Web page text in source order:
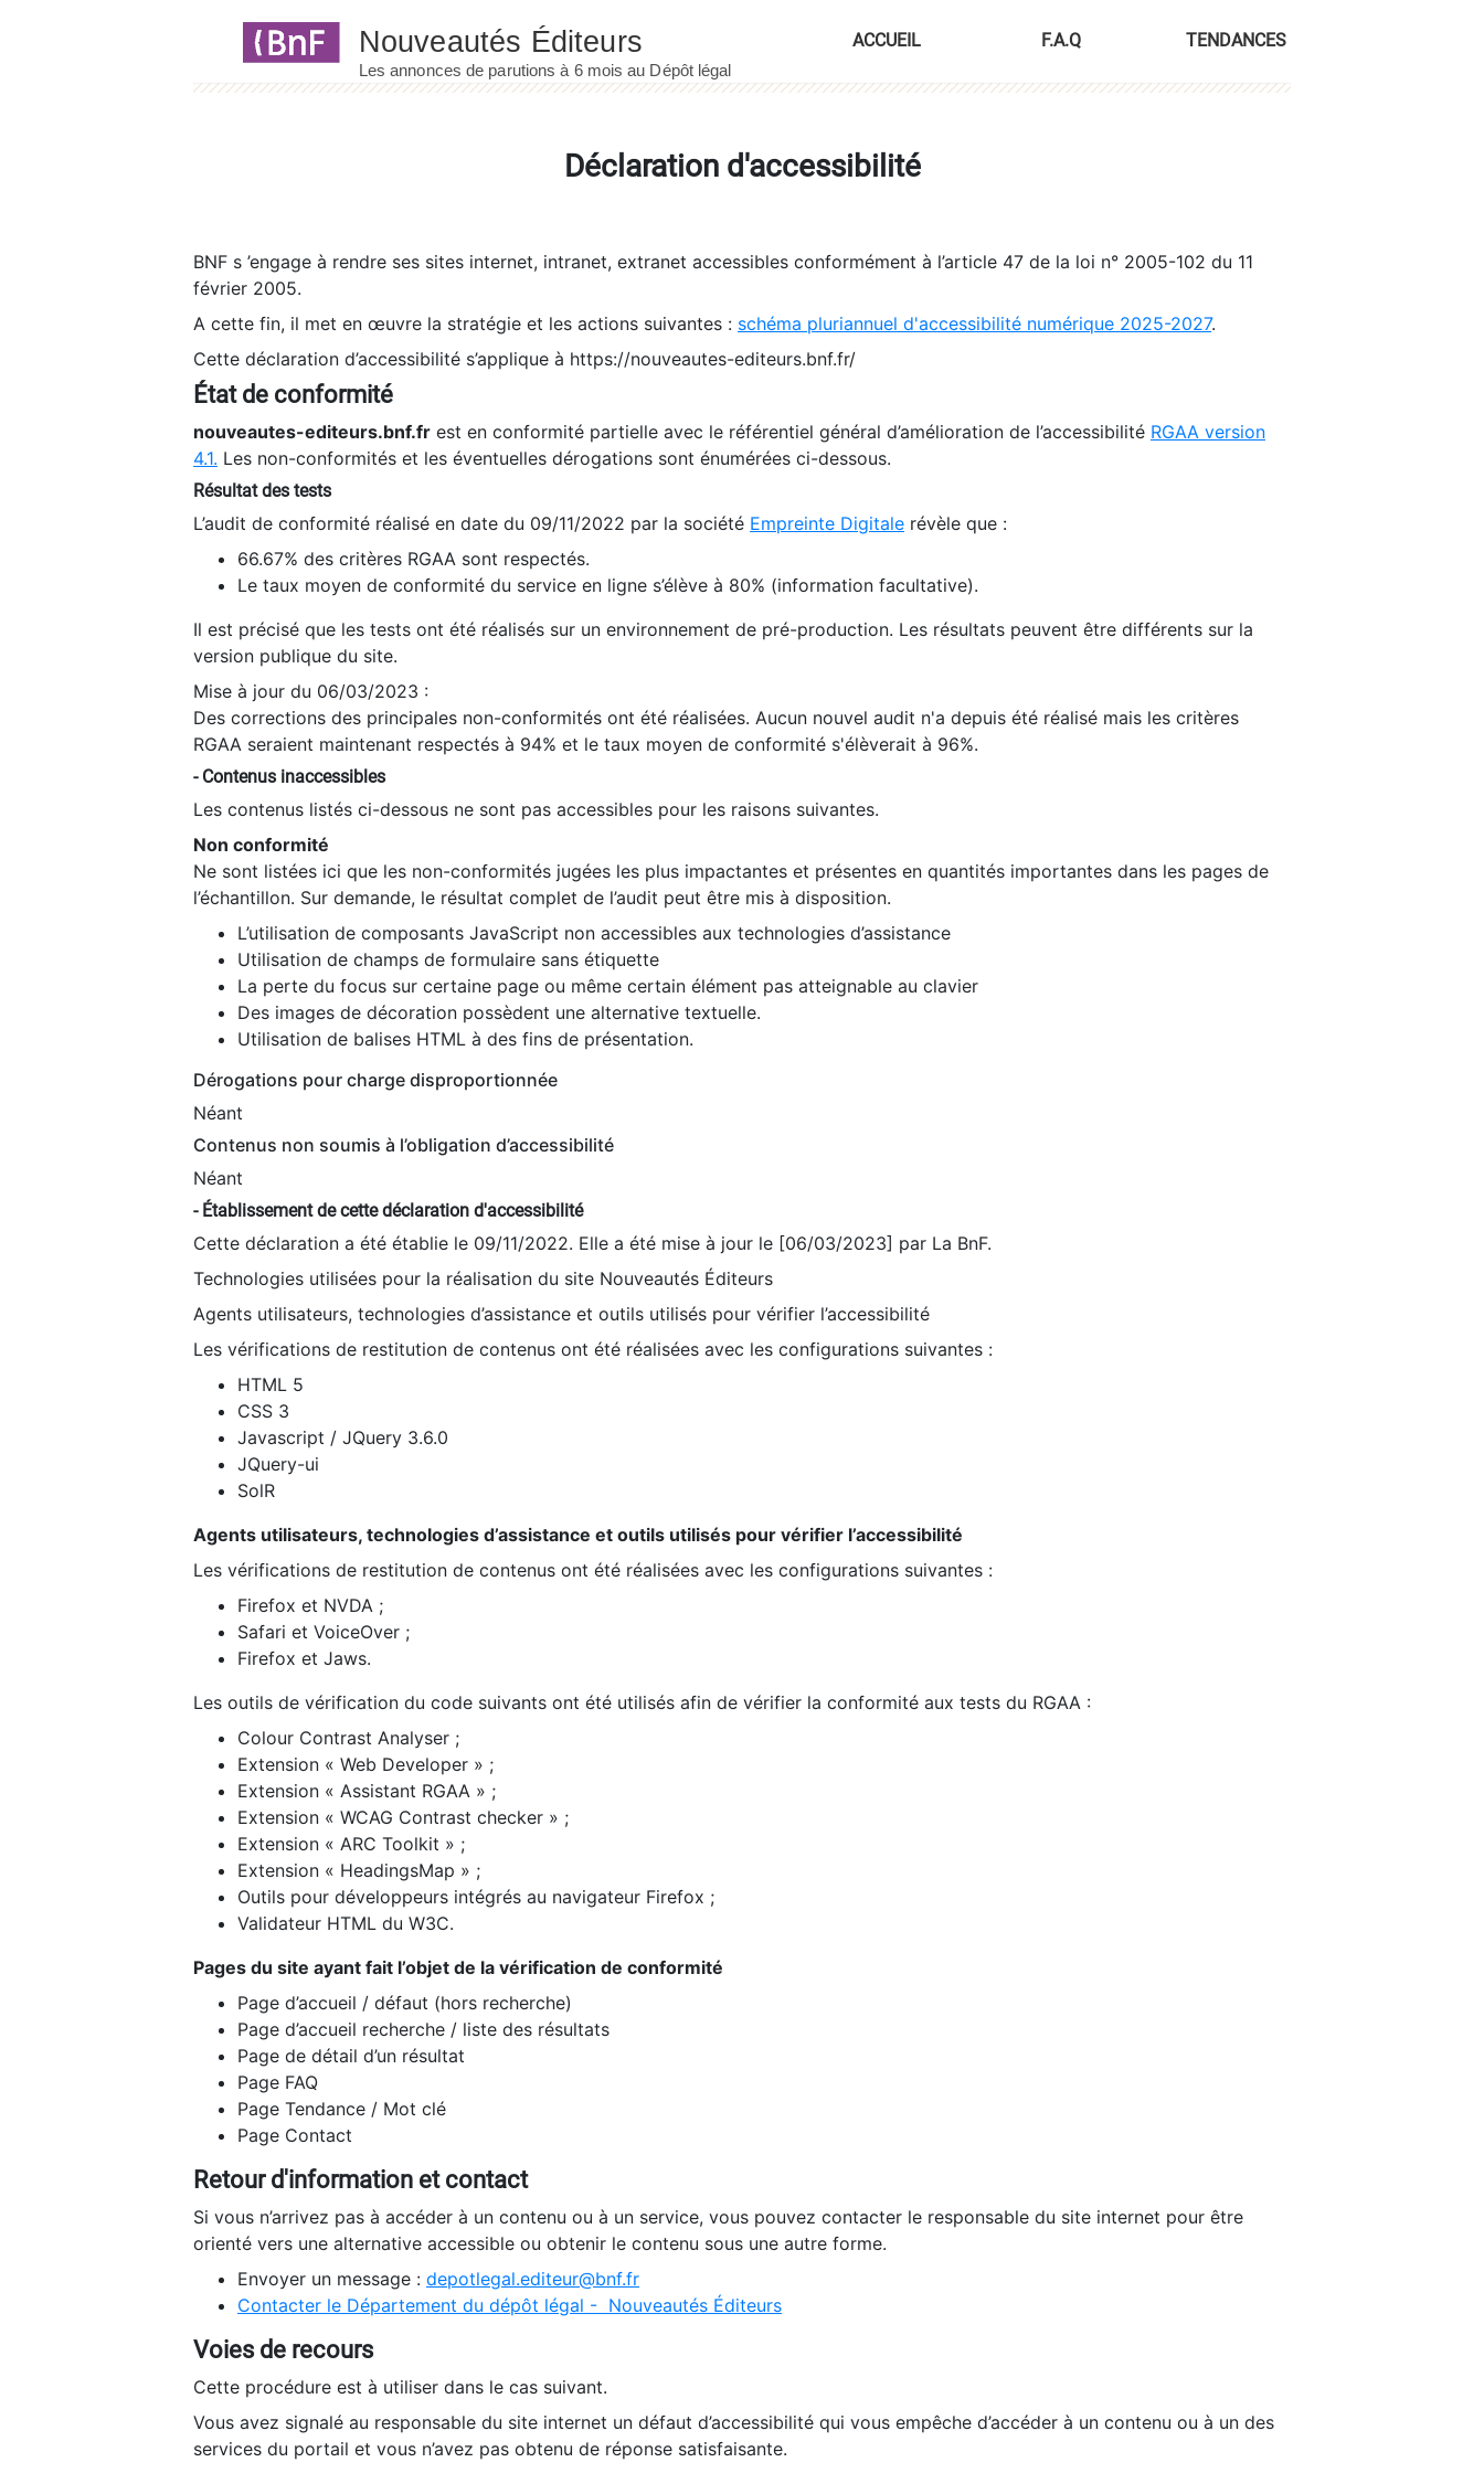
ACCUEIL F.A.Q TENDANCES
Déclaration d'accessibilité
BNF s ’engage à rendre ses sites internet, intranet, extranet accessibles conformément à l’article 47 de la loi n° 2005-102 du 11
février 2005.
A cette fin, il met en œuvre la stratégie et les actions suivantes : schéma pluriannuel d'accessibilité numérique 2025-2027.
Cette déclaration d’accessibilité s’applique à https://nouveautes-editeurs.bnf.fr/
État de conformité
nouveautes-editeurs.bnf.fr est en conformité partielle avec le référentiel général d’amélioration de l’accessibilité RGAA version
4.1. Les non-conformités et les éventuelles dérogations sont énumérées ci-dessous.
Résultat des tests
L’audit de conformité réalisé en date du 09/11/2022 par la société Empreinte Digitale révèle que :
66.67% des critères RGAA sont respectés.
Le taux moyen de conformité du service en ligne s’élève à 80% (information facultative).
Il est précisé que les tests ont été réalisés sur un environnement de pré-production. Les résultats peuvent être différents sur la
version publique du site.
Mise à jour du 06/03/2023 :
Des corrections des principales non-conformités ont été réalisées. Aucun nouvel audit n'a depuis été réalisé mais les critères
RGAA seraient maintenant respectés à 94% et le taux moyen de conformité s'élèverait à 96%.
- Contenus inaccessibles
Les contenus listés ci-dessous ne sont pas accessibles pour les raisons suivantes.
Non conformité
Ne sont listées ici que les non-conformités jugées les plus impactantes et présentes en quantités importantes dans les pages de
l’échantillon. Sur demande, le résultat complet de l’audit peut être mis à disposition.
L’utilisation de composants JavaScript non accessibles aux technologies d’assistance
Utilisation de champs de formulaire sans étiquette
La perte du focus sur certaine page ou même certain élément pas atteignable au clavier
Des images de décoration possèdent une alternative textuelle.
Utilisation de balises HTML à des fins de présentation.
Dérogations pour charge disproportionnée
Néant
Contenus non soumis à l’obligation d’accessibilité
Néant
- Établissement de cette déclaration d'accessibilité
Cette déclaration a été établie le 09/11/2022. Elle a été mise à jour le [06/03/2023] par La BnF.
Technologies utilisées pour la réalisation du site Nouveautés Éditeurs
Agents utilisateurs, technologies d’assistance et outils utilisés pour vérifier l’accessibilité
Les vérifications de restitution de contenus ont été réalisées avec les configurations suivantes :
HTML 5
CSS 3
Javascript / JQuery 3.6.0
JQuery-ui
SolR
Agents utilisateurs, technologies d’assistance et outils utilisés pour vérifier l’accessibilité
Les vérifications de restitution de contenus ont été réalisées avec les configurations suivantes :
Firefox et NVDA ;
Safari et VoiceOver ;
Firefox et Jaws.
Les outils de vérification du code suivants ont été utilisés afin de vérifier la conformité aux tests du RGAA :
Colour Contrast Analyser ;
Extension « Web Developer » ;
Extension « Assistant RGAA » ;
Extension « WCAG Contrast checker » ;
Extension « ARC Toolkit » ;
Extension « HeadingsMap » ;
Outils pour développeurs intégrés au navigateur Firefox ;
Validateur HTML du W3C.
Pages du site ayant fait l’objet de la vérification de conformité
Page d’accueil / défaut (hors recherche)
Page d’accueil recherche / liste des résultats
Page de détail d’un résultat
Page FAQ
Page Tendance / Mot clé
Page Contact
Retour d'information et contact
Si vous n’arrivez pas à accéder à un contenu ou à un service, vous pouvez contacter le responsable du site internet pour être
orienté vers une alternative accessible ou obtenir le contenu sous une autre forme.
Envoyer un message : depotlegal.editeur@bnf.fr
Contacter le Département du dépôt légal - Nouveautés Éditeurs
Voies de recours
Cette procédure est à utiliser dans le cas suivant.
Vous avez signalé au responsable du site internet un défaut d’accessibilité qui vous empêche d’accéder à un contenu ou à un des
services du portail et vous n’avez pas obtenu de réponse satisfaisante.